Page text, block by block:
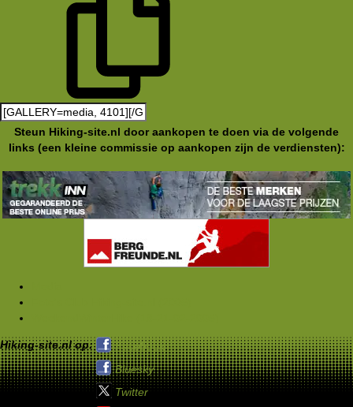
Steun Hiking-site.nl door aankopen te doen via de volgende
links (een kleine commissie op aankopen zijn de verdiensten):
Hiking-site.nl op:
Facebook
Bluesky
Twitter